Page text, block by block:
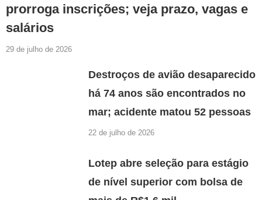
prorroga inscrições; veja prazo, vagas e
salários
29 de julho de 2026
Destroços de avião desaparecido
há 74 anos são encontrados no
mar; acidente matou 52 pessoas
22 de julho de 2026
Lotep abre seleção para estágio
de nível superior com bolsa de